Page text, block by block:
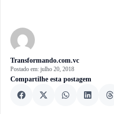
Transformando.com.vc
Postado em: julho 20, 2018
Compartilhe esta postagem